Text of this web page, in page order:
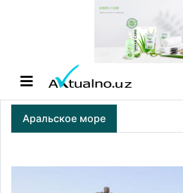
Аральское море